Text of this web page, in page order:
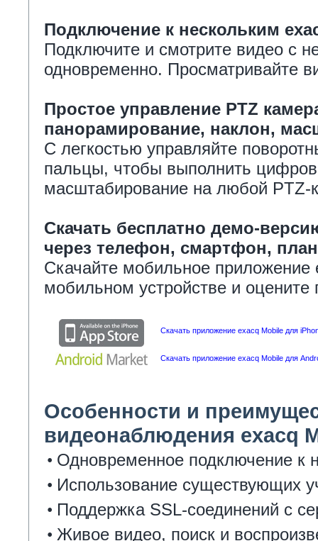
Подключение к нескольким
Подключите и смотрите видео с
одновременно. Просматривайте
Простое управление PTZ
панорамирование, наклон,
С легкостью управляйте
пальцы, чтобы выполнить
масштабирование на любой PTZ-
Скачать бесплатно демо-
через телефон, смартфон,
Скачайте мобильное
мобильном устройстве и
Скачать приложение exacq Mobile для
Скачать приложение exacq Mobile для
Особенности и
видеонаблюдения exacq
• Одновременное подключение к
• Использование существующих
• Поддержка SSL-соединений с
• Живое видео, поиск и